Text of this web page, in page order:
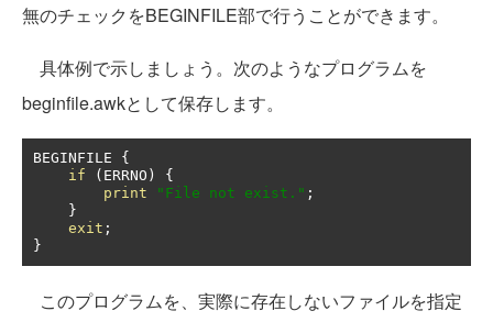
無のチェックをBEGINFILE部で行うことができます。
具体例で示しましょう。次のようなプログラムを
beginfile.awkとして保存します。
BEGINFILE {
if
( ERRNO )
{
print
"File not exist." ;
}
exit ;
}
このプログラムを、実際に存在しないファイルを指定